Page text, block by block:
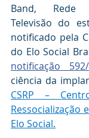
Band, Rede
Televisão  do
notificado pela
do Elo Social
notificação
CSRP –
Ressocialização
Elo Social.